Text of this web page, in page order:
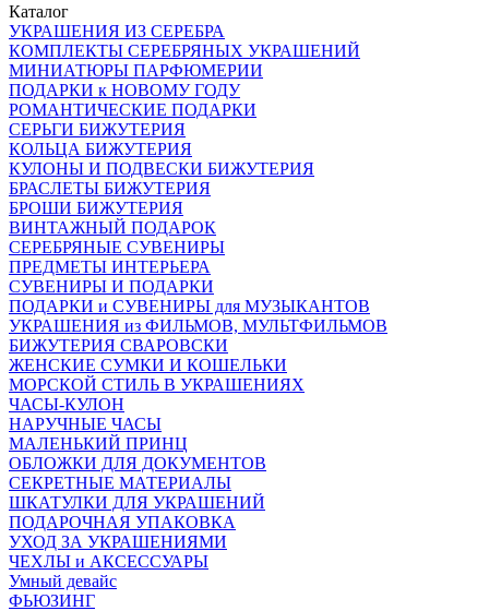
Каталог
УКРАШЕНИЯ ИЗ СЕРЕБРА
КОМПЛЕКТЫ СЕРЕБРЯНЫХ УКРАШЕНИЙ
МИНИАТЮРЫ ПАРФЮМЕРИИ
ПОДАРКИ к НОВОМУ ГОДУ
РОМАНТИЧЕСКИЕ ПОДАРКИ
СЕРЬГИ БИЖУТЕРИЯ
КОЛЬЦА БИЖУТЕРИЯ
КУЛОНЫ И ПОДВЕСКИ БИЖУТЕРИЯ
БРАСЛЕТЫ БИЖУТЕРИЯ
БРОШИ БИЖУТЕРИЯ
ВИНТАЖНЫЙ ПОДАРОК
СЕРЕБРЯНЫЕ СУВЕНИРЫ
ПРЕДМЕТЫ ИНТЕРЬЕРА
СУВЕНИРЫ И ПОДАРКИ
ПОДАРКИ и СУВЕНИРЫ для МУЗЫКАНТОВ
УКРАШЕНИЯ из ФИЛЬМОВ, МУЛЬТФИЛЬМОВ
БИЖУТЕРИЯ СВАРОВСКИ
ЖЕНСКИЕ СУМКИ И КОШЕЛЬКИ
МОРСКОЙ СТИЛЬ В УКРАШЕНИЯХ
ЧАСЫ-КУЛОН
НАРУЧНЫЕ ЧАСЫ
МАЛЕНЬКИЙ ПРИНЦ
ОБЛОЖКИ ДЛЯ ДОКУМЕНТОВ
СЕКРЕТНЫЕ МАТЕРИАЛЫ
ШКАТУЛКИ ДЛЯ УКРАШЕНИЙ
ПОДАРОЧНАЯ УПАКОВКА
УХОД ЗА УКРАШЕНИЯМИ
ЧEХЛЫ и АКСЕССУАРЫ
Умный девайс
ФЬЮЗИНГ